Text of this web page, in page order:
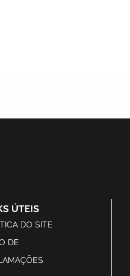
ÚTEIS
DO SITE
DE